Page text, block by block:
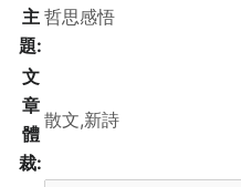
主
題:
文
章
體
裁: